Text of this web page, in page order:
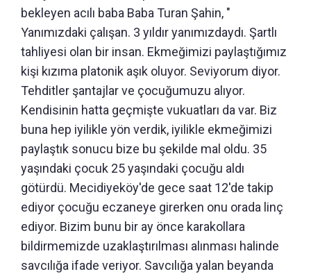
bekleyen acılı baba Baba Turan Şahin, "
Yanımızdaki çalışan. 3 yıldır yanımızdaydı. Şartlı
tahliyesi olan bir insan. Ekmeğimizi paylaştığımız
kişi kızıma platonik aşık oluyor. Seviyorum diyor.
Tehditler şantajlar ve çocuğumuzu alıyor.
Kendisinin hatta geçmişte vukuatları da var. Biz
buna hep iyilikle yön verdik, iyilikle ekmeğimizi
paylaştık sonucu bize bu şekilde mal oldu. 35
yaşındaki çocuk 25 yaşındaki çocuğu aldı
götürdü. Mecidiyeköy'de gece saat 12'de takip
ediyor çocuğu eczaneye girerken onu orada linç
ediyor. Bizim bunu bir ay önce karakollara
bildirmemizde uzaklaştırılması alınması halinde
savcılığa ifade veriyor. Savcılığa yalan beyanda